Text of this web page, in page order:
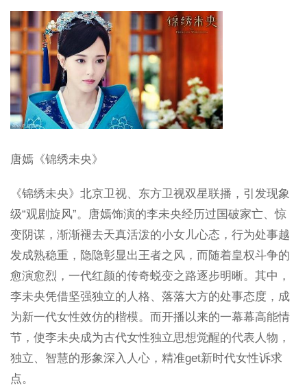
唐嫣《锦绣未央》
《锦绣未央》北京卫视、东方卫视双星联播，引发现象
级“观剧旋风”。唐嫣饰演的李未央经历过国破家亡、惊
变阴谋，渐渐褪去天真活泼的小女儿心态，行为处事越
发成熟稳重，隐隐彰显出王者之风，而随着皇权斗争的
愈演愈烈，一代红颜的传奇蜕变之路逐步明晰。其中，
李未央凭借坚强独立的人格、落落大方的处事态度，成
为新一代女性效仿的楷模。而开播以来的一幕幕高能情
节，使李未央成为古代女性独立思想觉醒的代表人物，
独立、智慧的形象深入人心，精准get新时代女性诉求
点。